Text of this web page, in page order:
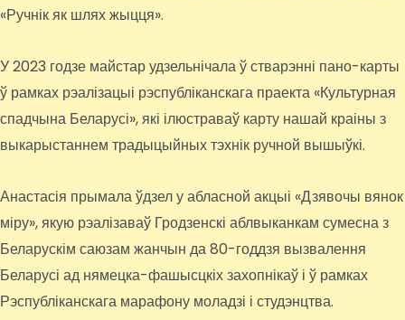
«Ручнік як шлях жыцця».
У 2023 годзе майстар удзельнічала ў стварэнні пано-карты
ў рамках рэалізацыі рэспубліканскага праекта «Культурная
спадчына Беларусі», які ілюстраваў карту нашай краіны з
выкарыстаннем традыцыйных тэхнік ручной вышыўкі.
Анастасія прымала ўдзел у абласной акцыі «Дзявочы вянок
міру», якую рэалізаваў Гродзенскі аблвыканкам сумесна з
Беларускім саюзам жанчын да 80-годдзя вызвалення
Беларусі ад нямецка-фашысцкіх захопнікаў і ў рамках
Рэспубліканскага марафону моладзі і студэнцтва.